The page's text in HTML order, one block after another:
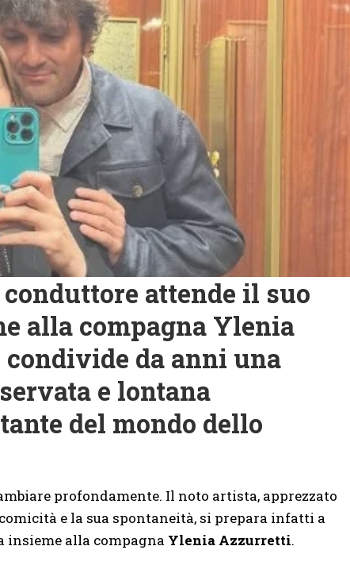
attende il suo
alla compagna Ylenia
da anni una
e lontana
del mondo dello
profondamente. Il noto artista, apprezzato
e la sua spontaneità, si prepara infatti a
alla compagna Ylenia Azzurretti.